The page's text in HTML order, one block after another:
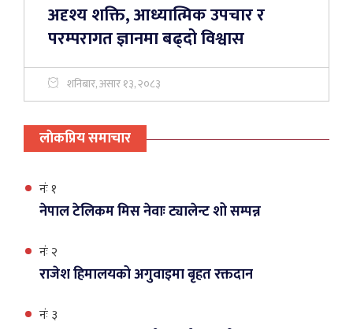
अदृश्य शक्ति, आध्यात्मिक उपचार र
परम्परागत ज्ञानमा बढ्दो विश्वास
शनिबार, असार १३, २०८३
लाेकप्रिय समाचार
नंः १
नेपाल टेलिकम मिस नेवाः ट्यालेन्ट शो सम्पन्न
नंः २
राजेश हिमालयको अगुवाइमा बृहत रक्तदान
नंः ३